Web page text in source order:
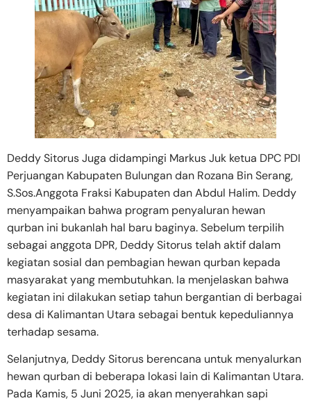
Deddy Sitorus Juga didampingi Markus Juk ketua DPC PDI
Perjuangan Kabupaten Bulungan dan Rozana Bin Serang,
S.Sos.Anggota Fraksi Kabupaten dan Abdul Halim. Deddy
menyampaikan bahwa program penyaluran hewan
qurban ini bukanlah hal baru baginya. Sebelum terpilih
sebagai anggota DPR, Deddy Sitorus telah aktif dalam
kegiatan sosial dan pembagian hewan qurban kepada
masyarakat yang membutuhkan. Ia menjelaskan bahwa
kegiatan ini dilakukan setiap tahun bergantian di berbagai
desa di Kalimantan Utara sebagai bentuk kepeduliannya
terhadap sesama.
Selanjutnya, Deddy Sitorus berencana untuk menyalurkan
hewan qurban di beberapa lokasi lain di Kalimantan Utara.
Pada Kamis, 5 Juni 2025, ia akan menyerahkan sapi